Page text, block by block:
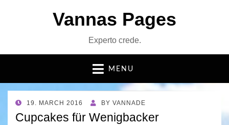
Vannas Pages
Experto crede.
MENU
POSTED
ON
19. MARCH 2016 BY VANNADE
Cupcakes für Wenigbacker